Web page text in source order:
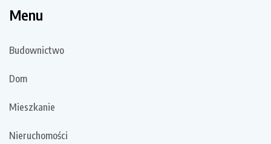
Menu
Budownictwo
Dom
Mieszkanie
Nieruchomości